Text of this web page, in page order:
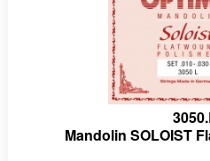
Mandolin SOLOIST